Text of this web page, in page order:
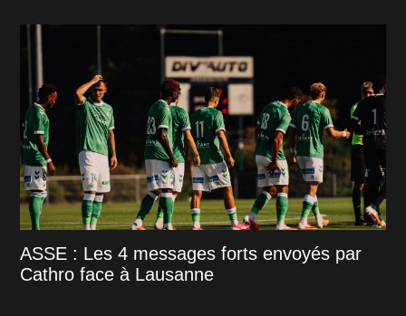
ASSE : Les 4 messages forts envoyés par
Cathro face à Lausanne